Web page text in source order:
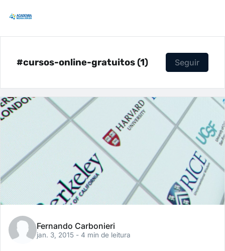
#cursos-online-gratuitos (1) Seguir
Fernando Carbonieri
jan. 3, 2015 - 4 min de leitura